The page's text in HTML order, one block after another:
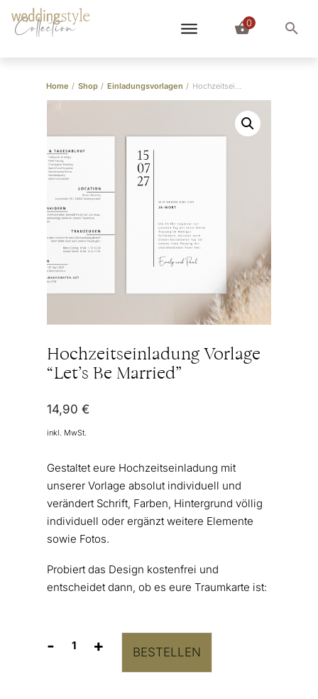
Collection 0
Home / Shop / Einladungsvorlagen / Hochzeitseinladung Vorlage “Let’s Be Married”
Hochzeitseinladung Vorlage
“Let’s Be Married”
14,90 €
inkl. MwSt.
Gestaltet eure Hochzeitseinladung mit
unserer Vorlage absolut individuell und
verändert Schrift, Farben, Hintergrund völlig
individuell oder ergänzt weitere Elemente
sowie Fotos.
Probiert das Design kostenfrei und
entscheidet dann, ob es eure Traumkarte ist:
-
Hochzeitseinladung
+ BESTELLEN